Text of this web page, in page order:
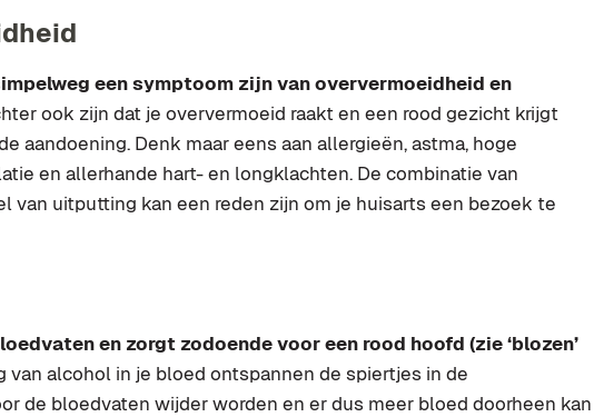
een symptoom zijn van oververmoeidheid en
ook zijn dat je oververmoeid raakt en een rood gezicht krijgt
aandoening. Denk maar eens aan allergieën, astma, hoge
en allerhande hart- en longklachten. De combinatie van
van uitputting kan een reden zijn om je huisarts een bezoek te
en zorgt zodoende voor een rood hoofd (zie ‘blozen’
van alcohol in je bloed ontspannen de spiertjes in de
de bloedvaten wijder worden en er dus meer bloed doorheen kan